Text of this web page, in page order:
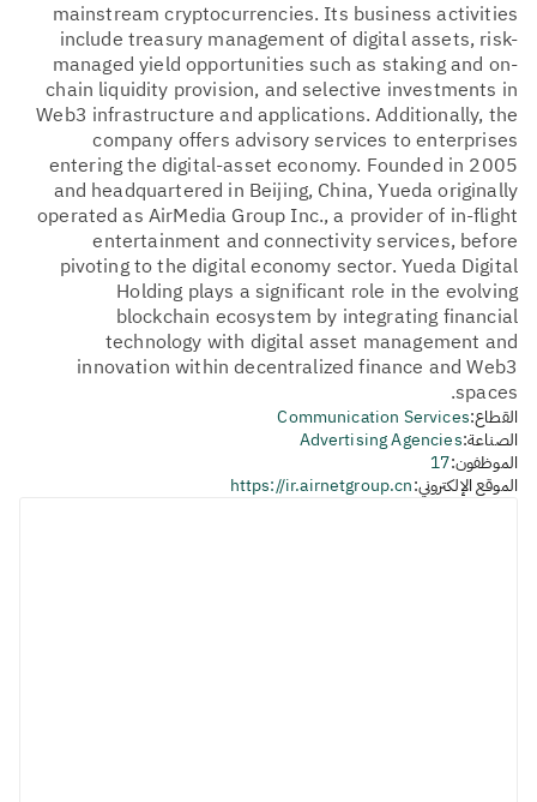
mainstream cryptocurrencies. Its business activities
include treasury management of digital assets, risk-
managed yield opportunities such as staking and on-
chain liquidity provision, and selective investments in
Web3 infrastructure and applications. Additionally, the
company offers advisory services to enterprises
entering the digital-asset economy. Founded in 2005
and headquartered in Beijing, China, Yueda originally
operated as AirMedia Group Inc., a provider of in-flight
entertainment and connectivity services, before
pivoting to the digital economy sector. Yueda Digital
Holding plays a significant role in the evolving
blockchain ecosystem by integrating financial
technology with digital asset management and
innovation within decentralized finance and Web3
spaces.
القطاع:Communication Services
الصناعة:Advertising Agencies
الموظفون:17
الموقع الإلكتروني:https://ir.airnetgroup.cn